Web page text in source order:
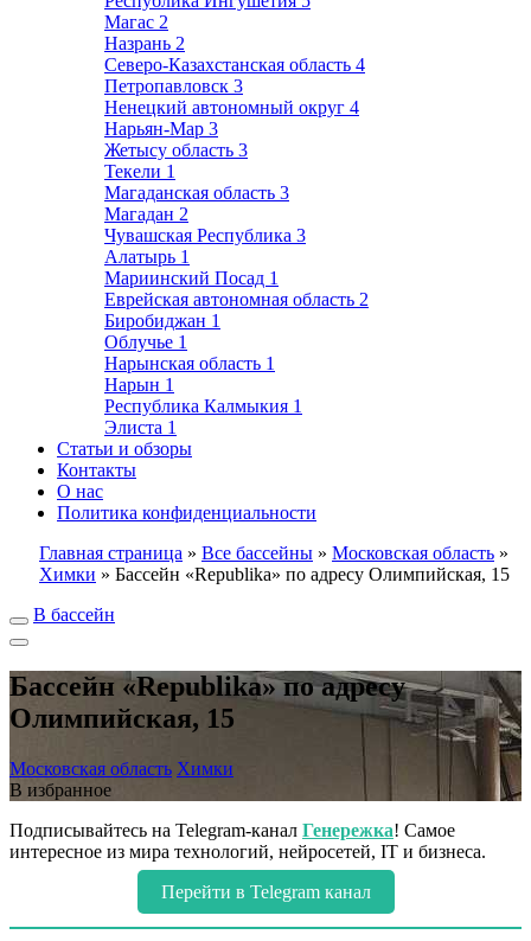
Магас 2
Назрань 2
Северо-Казахстанская область 4
Петропавловск 3
Ненецкий автономный округ 4
Нарьян-Мар 3
Жетысу область 3
Текели 1
Магаданская область 3
Магадан 2
Чувашская Республика 3
Алатырь 1
Мариинский Посад 1
Еврейская автономная область 2
Биробиджан 1
Облучье 1
Нарынская область 1
Нарын 1
Республика Калмыкия 1
Элиста 1
Статьи и обзоры
Контакты
О нас
Политика конфиденциальности
Главная страница » Все бассейны » Московская область »
Химки » Бассейн «Republika» по адресу Олимпийская, 15
В бассейн
Бассейн «Republika» по адресу
Олимпийская, 15
Московская область Химки
В избранное
Подписывайтесь на Telegram-канал Генережка! Самое
интересное из мира технологий, нейросетей, IT и бизнеса.
Перейти в Telegram канал